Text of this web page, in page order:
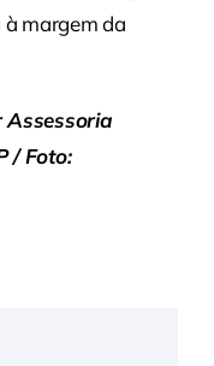
margem da
Assessoria
/ Foto: